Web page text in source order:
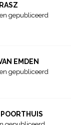
gepubliceerd
EMDEN
gepubliceerd